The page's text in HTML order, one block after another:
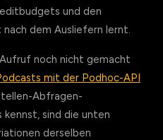
und den
dem Ausliefern lernt.
noch nicht gemacht
mit der Podhoc-API
Abfragen-
kennst, sind die unten
derselben